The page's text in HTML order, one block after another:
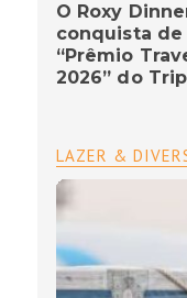
O Roxy
conquista
“Prêmio
2026” do
LAZER &